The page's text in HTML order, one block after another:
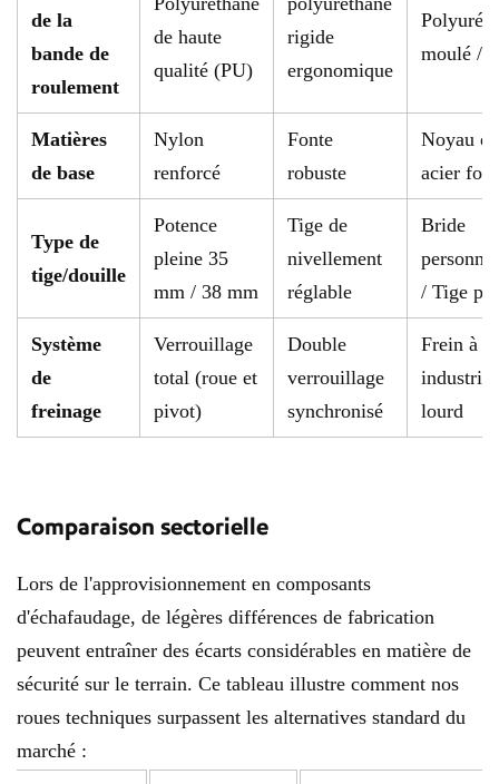
de la
bande de
roulement
de haute
qualité (PU)
rigide
ergonomique
moulé /
Matières
de base
Nylon
renforcé
Fonte
robuste
Noyau en
acier
Type de
tige/douille
Potence
pleine 35
mm / 38 mm
Tige de
nivellement
réglable
Bride
/ Tige
Système
de
freinage
Verrouillage
total (roue et
pivot)
Double
verrouillage
synchronisé
Frein à
industriel
lourd
Comparaison sectorielle
Lors de l'approvisionnement en composants
d'échafaudage, de légères différences de fabrication
peuvent entraîner des écarts considérables en matière de
sécurité sur le terrain. Ce tableau illustre comment nos
roues techniques surpassent les alternatives standard du
marché :